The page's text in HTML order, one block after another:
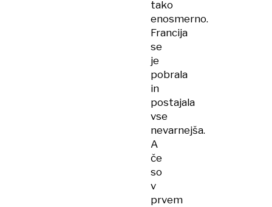
tako
enosmerno.
Francija
se
je
pobrala
in
postajala
vse
nevarnejša.
A
če
so
v
prvem